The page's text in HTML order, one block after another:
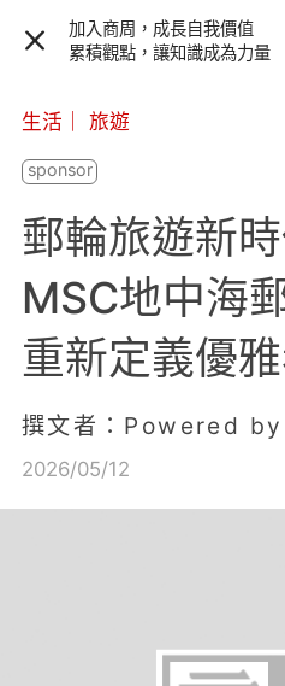
加入商周，成長自我價值
累積觀點，讓知識成為力量
生活 旅遊
郵輪旅遊新
MSC地中海
重新定義優
撰文者：Powered
2026/05/12